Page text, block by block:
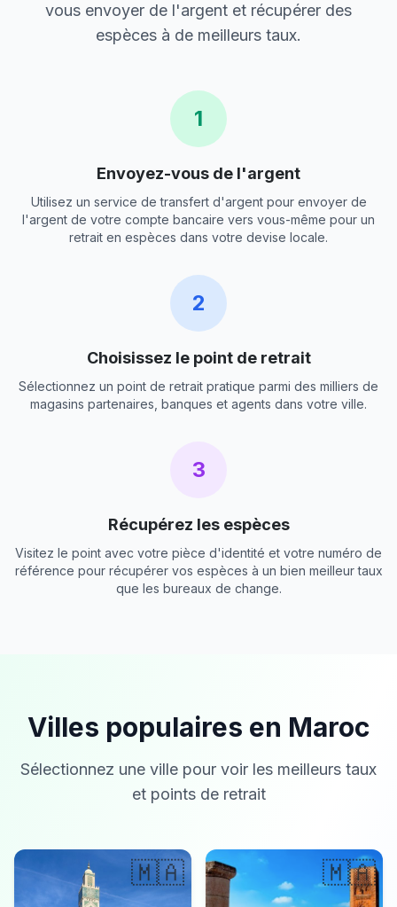
vous envoyer de l'argent et récupérer des
espèces à de meilleurs taux.
1
Envoyez-vous de l'argent
Utilisez un service de transfert d'argent pour envoyer de
l'argent de votre compte bancaire vers vous-même pour un
retrait en espèces dans votre devise locale.
2
Choisissez le point de retrait
Sélectionnez un point de retrait pratique parmi des milliers de
magasins partenaires, banques et agents dans votre ville.
3
Récupérez les espèces
Visitez le point avec votre pièce d'identité et votre numéro de
référence pour récupérer vos espèces à un bien meilleur taux
que les bureaux de change.
Villes populaires en Maroc
Sélectionnez une ville pour voir les meilleurs taux
et points de retrait
🇲🇦 🇲🇦